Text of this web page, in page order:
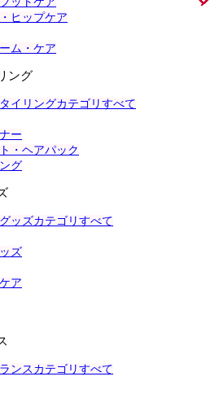
ヒップケア
ム・ケア
ング
イリングカテゴリすべて
ー
・ヘアパック
グ
ッズカテゴリすべて
ズ
ア
ンスカテゴリすべて